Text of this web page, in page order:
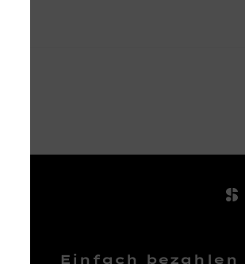
Einfach bezahlen